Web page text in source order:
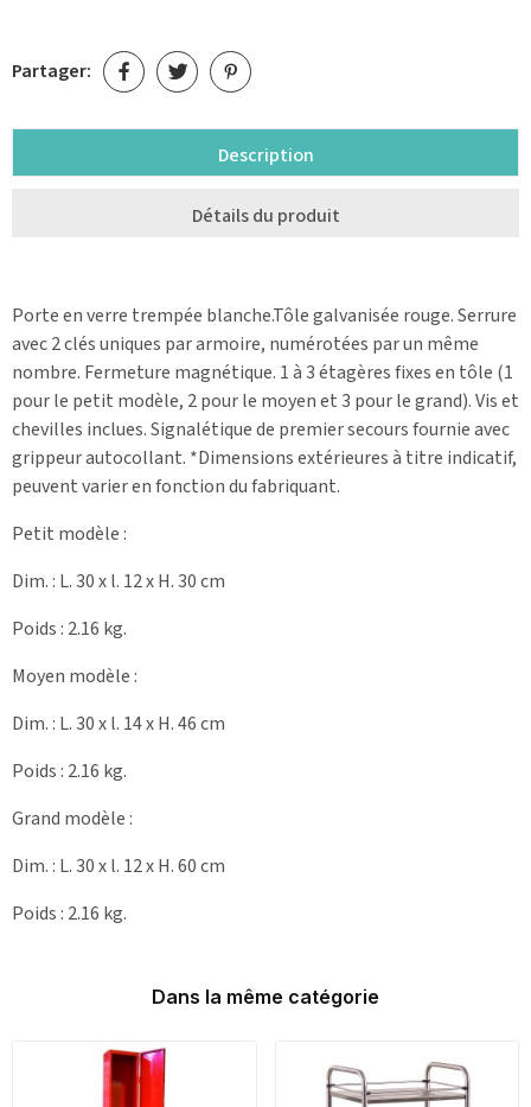
Partager:
Description
Détails du produit
Porte en verre trempée blanche.Tôle galvanisée rouge. Serrure
avec 2 clés uniques par armoire, numérotées par un même
nombre. Fermeture magnétique. 1 à 3 étagères fixes en tôle (1
pour le petit modèle, 2 pour le moyen et 3 pour le grand). Vis et
chevilles inclues. Signalétique de premier secours fournie avec
grippeur autocollant. *Dimensions extérieures à titre indicatif,
peuvent varier en fonction du fabriquant.
Petit modèle :
Dim. : L. 30 x l. 12 x H. 30 cm
Poids : 2.16 kg.
Moyen modèle :
Dim. : L. 30 x l. 14 x H. 46 cm
Poids : 2.16 kg.
Grand modèle :
Dim. : L. 30 x l. 12 x H. 60 cm
Poids : 2.16 kg.
Dans la même catégorie